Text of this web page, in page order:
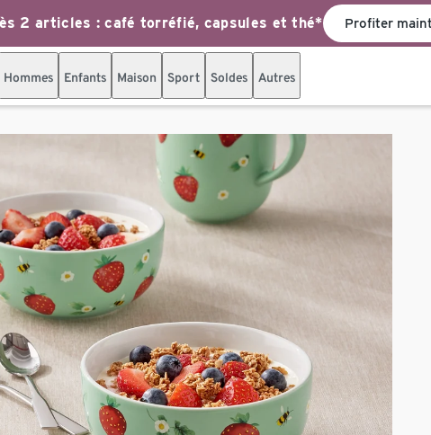
2 articles : café torréfié, capsules et thé* Profiter
Hommes Enfants Maison Sport Soldes Autres